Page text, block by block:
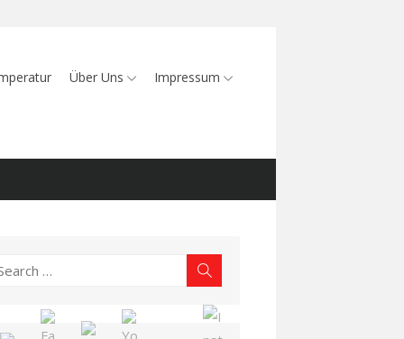
Über Uns Impressum